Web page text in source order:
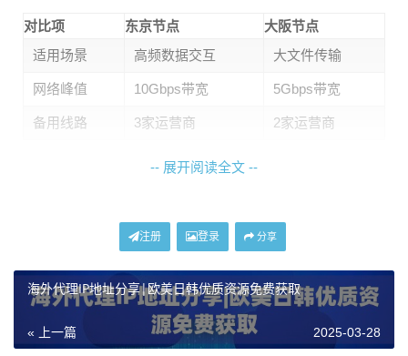
对比项 东京节点
大阪节点
适用场景
高频数据交互 大文件传输
网络峰值 10Gbps带宽 5Gbps带宽
备用线路 3家运营商 2家运营商
东京节点更适合需要快速响应的业务（如实时数据监
代理IP支持两地机房秒级切换，用户可根据实际网络状
实测有效的低配置方案
降低的关键在于缩短数据中转次数。推荐采用以下配置
-- 展开阅读全文 --
注册 登录 分享
海外代理IP地址分享|欧美日韩优质资源免费获取
« 上一篇 2025-03-28